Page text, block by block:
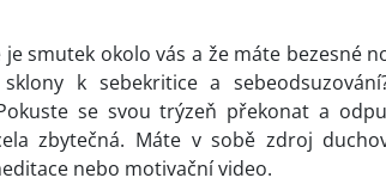
smutek okolo vás a že máte bezesné
k sebekritice a
se svou trýzeň překonat a
zbytečná. Máte v sobě zdroj
nebo motivační video.